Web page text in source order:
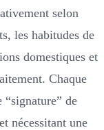
selon
les habitudes de
domestiques et
Chaque
“signature” de
nécessitant une